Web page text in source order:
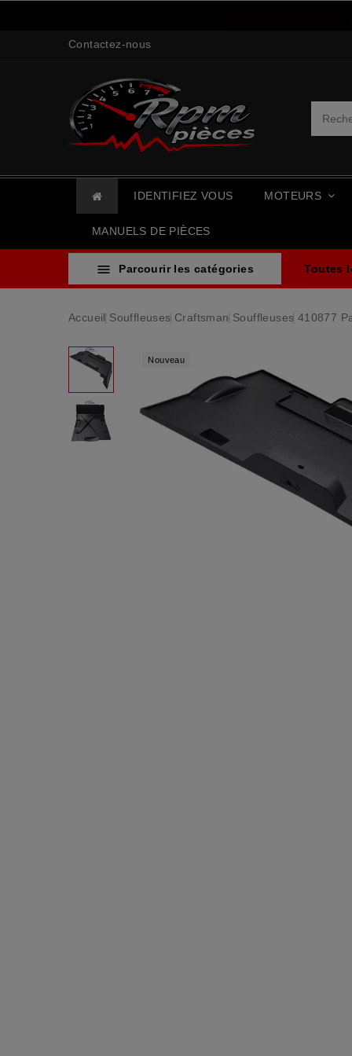
Contactez-nous
IDENTIFIEZ VOUS MOTEURS
MANUELS DE PIÈCES
 Parcourir les catégories Toutes
Accueil Souffleuses Craftsman Souffleuses 410877
Nouveau